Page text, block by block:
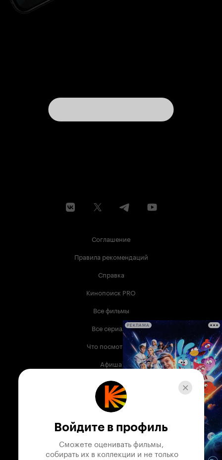
Соглашение
Правила рекомендаций
Справка
Кинопоиск PRO
Все фильмы
Все сериалы
Что посмотреть
Афиша
Музыка
Телепрограмма
Служба поддержки
РЕКЛАМА
Войдите в профиль
Сможете оценивать фильмы,
собирать их в коллекции и не только